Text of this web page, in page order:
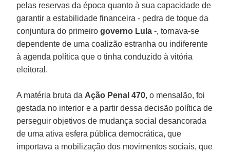
pelas reservas da época quanto à sua capacidade de
garantir a estabilidade financeira - pedra de toque da
conjuntura do primeirogoverno Lula -, tornava-se
dependente de uma coalizão estranha ou indiferente
à agenda política que o tinha conduzido à vitória
eleitoral.
A matéria bruta da Ação Penal 470, o mensalão, foi
gestada no interior e a partir dessa decisão política de
perseguir objetivos de mudança social desancorada
de uma ativa esfera pública democrática, que
importava a mobilização dos movimentos sociais, que